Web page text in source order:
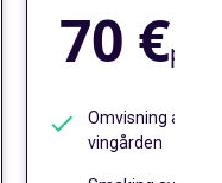
70 €
Omvisning av
vingården